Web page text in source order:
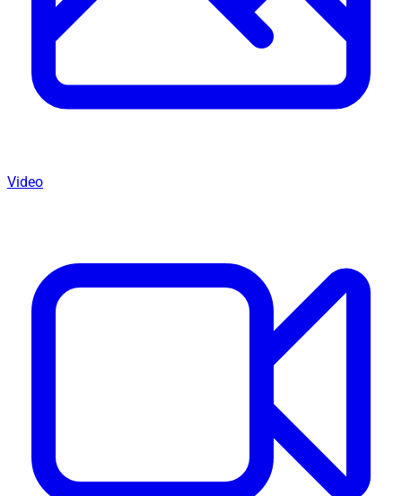
Video